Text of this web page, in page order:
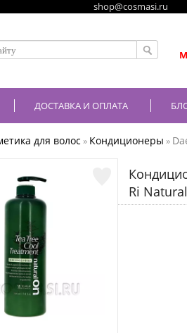
shop@cosmasi.ru
ДОСТАВКА И ОПЛАТА
для волос » Кондиционеры »
Ri